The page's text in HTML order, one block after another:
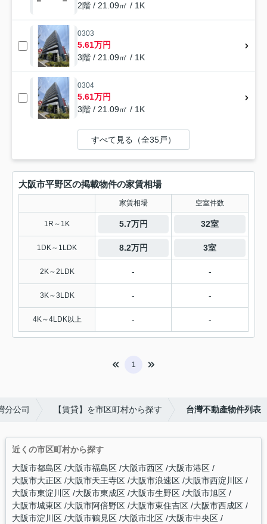
2階 / 21.09㎡ / 1K
0303
5.61万円
3階 / 21.09㎡ / 1K
0304
5.61万円
3階 / 21.09㎡ / 1K
すべて見る（全35戸）
大阪市平野区の掲載物件の家賃相場
家賃相場 空室件数
1R～1K 5.7万円 32室
1DK～1LDK 8.2万円 3室
2K～2LDK - -
3K～3LDK - -
4K～4LDK以上 - -
1
分公司 【賃貸】を市区町村から探す 台灣不動產物件列表
近くの市区町村から探す
大阪市都島区 大阪市福島区 大阪市西区 大阪市港区
大阪市大正区 大阪市天王寺区 大阪市浪速区 大阪市西淀川区
大阪市東淀川区 大阪市東成区 大阪市生野区 大阪市旭区
大阪市城東区 大阪市阿倍野区 大阪市東住吉区 大阪市西成区
大阪市淀川区 大阪市鶴見区 大阪市北区 大阪市中央区